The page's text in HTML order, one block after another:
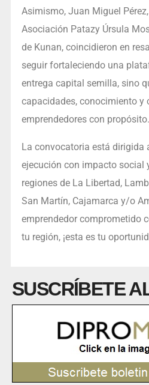
Asimismo, Juan Miguel
Asociación Patazy Úrsula
de Kunan, coincidieron en
seguir fortaleciendo una
entrega capital semilla, sino
capacidades, conocimiento y
emprendedores con propósito.
La convocatoria está dirigida
ejecución con impacto social
regiones de La Libertad,
San Martín, Cajamarca y/o
emprendedor comprometido
tu región, ¡esta es tu
SUSCRÍBETE